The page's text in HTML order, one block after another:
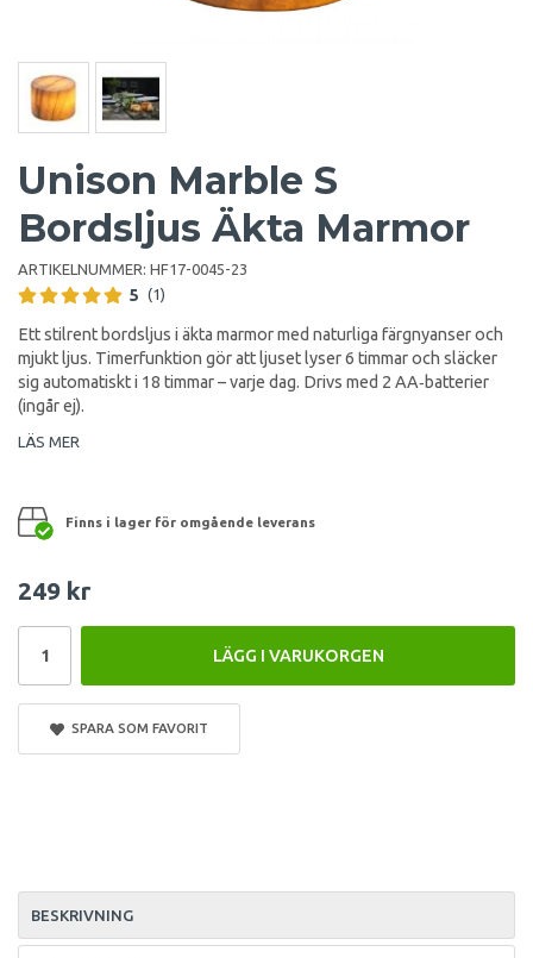
Unison Marble S
Bordsljus Äkta Marmor
ARTIKELNUMMER: HF17-0045-23
5 (1)
Ett stilrent bordsljus i äkta marmor med naturliga färgnyanser och
mjukt ljus. Timerfunktion gör att ljuset lyser 6 timmar och släcker
sig automatiskt i 18 timmar – varje dag. Drivs med 2 AA‑batterier
(ingår ej).
LÄS MER
Finns i lager för omgående leverans
249 kr
LÄGG I VARUKORGEN
SPARA SOM FAVORIT
BESKRIVNING